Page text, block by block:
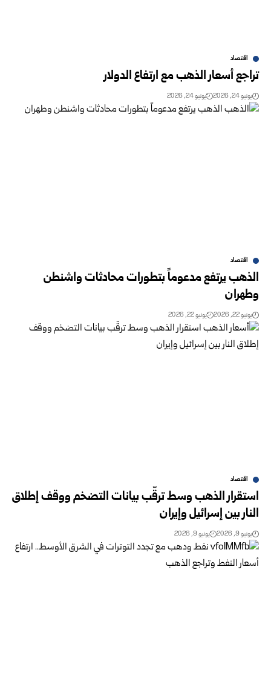
اقتصاد
تراجع أسعار الذهب مع ارتفاع الدولار
يونيو 24, 2026 يونيو 24, 2026
اقتصاد
الذهب يرتفع مدعوماً بتطورات محادثات واشنطن
وطهران
يونيو 22, 2026 يونيو 22, 2026
اقتصاد
استقرار الذهب وسط ترقّب بيانات التضخم ووقف إطلاق
النار بين إسرائيل وإيران
يونيو 9, 2026 يونيو 9, 2026